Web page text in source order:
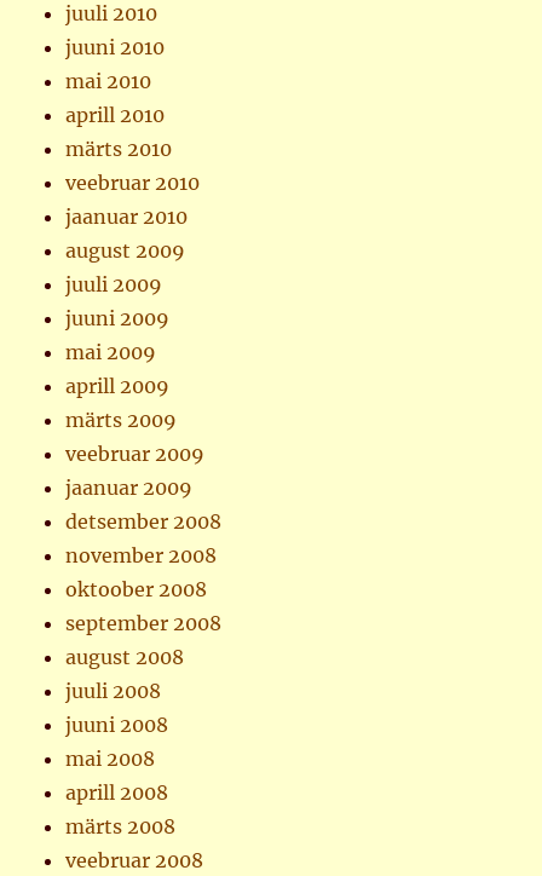
juuli 2010
juuni 2010
mai 2010
aprill 2010
märts 2010
veebruar 2010
jaanuar 2010
august 2009
juuli 2009
juuni 2009
mai 2009
aprill 2009
märts 2009
veebruar 2009
jaanuar 2009
detsember 2008
november 2008
oktoober 2008
september 2008
august 2008
juuli 2008
juuni 2008
mai 2008
aprill 2008
märts 2008
veebruar 2008